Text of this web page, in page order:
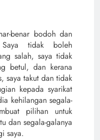
benar bodoh dan
Saya tidak boleh
salah, saya tidak
betul, dan kerana
saya takut dan tidak
kepada syarikat
kehilangan segala-
pilihan untuk
dan segala-galanya
saya.